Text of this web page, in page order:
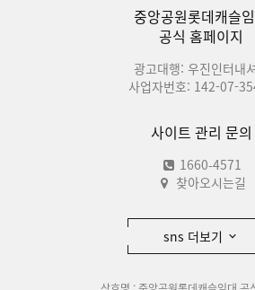
중앙공원롯데캐슬
공식 홈페이지
광고대행: 우진인터내
사업자번호: 142-07-
사이트 관리 문의
1660-4571
찾아오시는길
sns 더보기